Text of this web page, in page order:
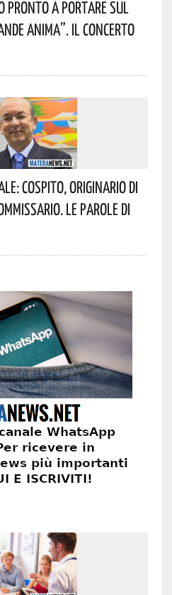
Pronto A Portare Sul
Anima”. Il Concerto
Cospito, Originario Di
Le Parole Di